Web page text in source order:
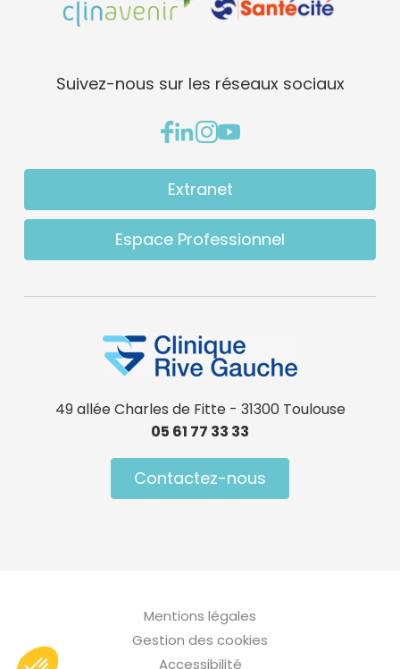
Suivez-nous sur les réseaux sociaux
Extranet
Espace Professionnel
49 allée Charles de Fitte - 31300 Toulouse
05 61 77 33 33
Contactez-nous
Mentions légales
Gestion des cookies
Accessibilité